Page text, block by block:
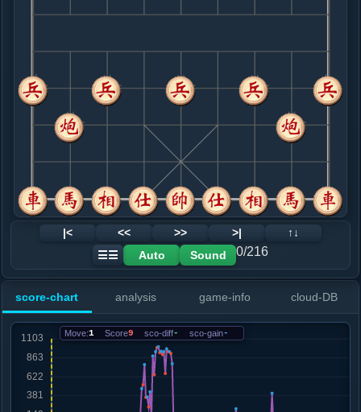
7. 车二退二
红+7
8. 车二进五
红+19
.....马７退８
红+19
9. 马三进五
红+14
.....象３进５
10. 兵七进一
红+19
.....士４进５
红+15
红+6
.....象５进３
红+5
12. 炮八平九
红+5
红+5
车１平２
13. 兵三进一
红+7
.....马７退９
红+26
15. 马五进三
红+38
.....砲９平５
红+50
16. 相七进五
红+41
|< << >> >|
↑↓
☰☰
Auto Sound 0/216
score-chart analysis game-info cloud-DB
Move:1 Score9 sco-diff- sco-gain-